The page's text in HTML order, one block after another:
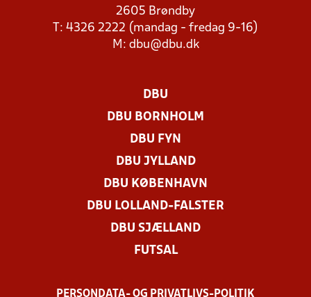
2605 Brøndby
T: 4326 2222 (mandag - fredag 9-16)
M: dbu@dbu.dk
DBU
DBU BORNHOLM
DBU FYN
DBU JYLLAND
DBU KØBENHAVN
DBU LOLLAND-FALSTER
DBU SJÆLLAND
FUTSAL
PERSONDATA- OG PRIVATLIVS-POLITIK